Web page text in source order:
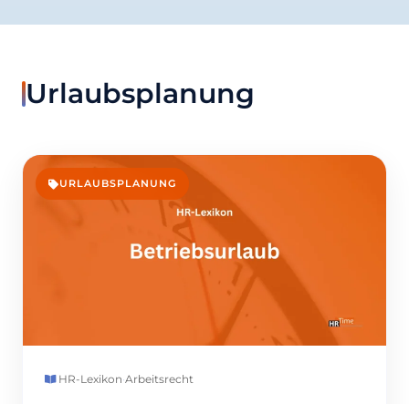
Urlaubsplanung
URLAUBSPLANUNG
HR-Lexikon·Arbeitsrecht